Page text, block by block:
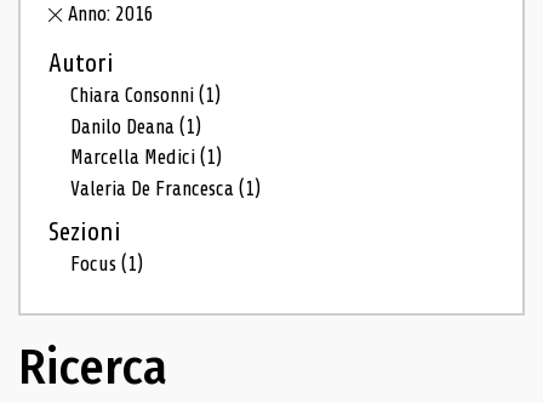
Anno: 2016
Autori
Chiara Consonni(1)
Danilo Deana(1)
Marcella Medici(1)
Valeria De Francesca(1)
Sezioni
Focus(1)
Ricerca